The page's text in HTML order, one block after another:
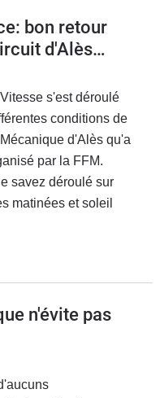
bon retour
d'Alès
s'est déroulé
conditions de
d'Alès qu'a
par la FFM.
savez déroulé sur
matinées et soleil
n'évite pas